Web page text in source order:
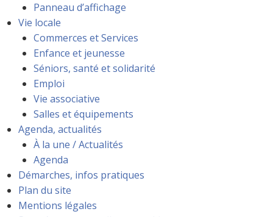
Panneau d’affichage
Vie locale
Commerces et Services
Enfance et jeunesse
Séniors, santé et solidarité
Emploi
Vie associative
Salles et équipements
Agenda, actualités
À la une / Actualités
Agenda
Démarches, infos pratiques
Plan du site
Mentions légales